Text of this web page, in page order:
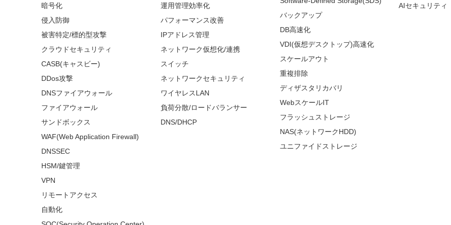
暗号化
侵入防御
被害特定/標的型攻撃
クラウドセキュリティ
CASB(キャスビー)
DDos攻撃
DNSファイアウォール
ファイアウォール
サンドボックス
WAF(Web Application Firewall)
DNSSEC
HSM/鍵管理
VPN
リモートアクセス
自動化
運用管理効率化
パフォーマンス改善
IPアドレス管理
ネットワーク仮想化/連携
スイッチ
ネットワークセキュリティ
ワイヤレスLAN
負荷分散/ロードバランサー
DNS/DHCP
バックアップ
DB高速化
VDI(仮想デスクトップ)高速化
スケールアウト
重複排除
ディザスタリカバリ
WebスケールIT
フラッシュストレージ
NAS(ネットワークHDD)
ユニファイドストレージ
AIセキュリティ